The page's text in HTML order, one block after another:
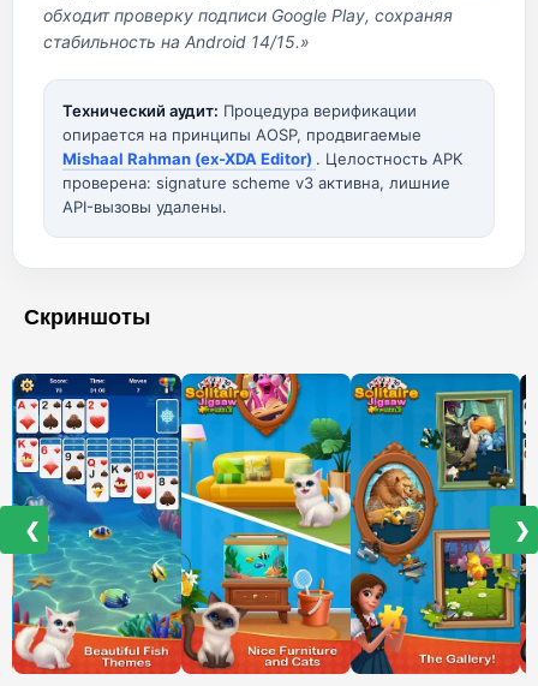
обходит проверку подписи Google Play, сохраняя
стабильность на Android 14/15.»
Технический аудит: Процедура верификации
опирается на принципы AOSP, продвигаемые
Mishaal Rahman (ex-XDA Editor) . Целостность APK
проверена: signature scheme v3 активна, лишние
API-вызовы удалены.
Скриншоты
❮ ❯